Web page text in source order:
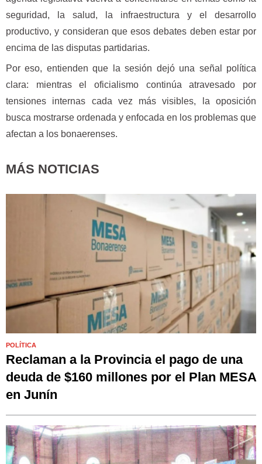
seguridad, la salud, la infraestructura y el desarrollo
productivo, y consideran que esos debates deben estar por
encima de las disputas partidarias.
Por eso, entienden que la sesión dejó una señal política
clara: mientras el oficialismo continúa atravesado por
tensiones internas cada vez más visibles, la oposición
busca mostrarse ordenada y enfocada en los problemas que
afectan a los bonaerenses.
MÁS NOTICIAS
POLÍTICA
Reclaman a la Provincia el pago de una
deuda de $160 millones por el Plan MESA
en Junín